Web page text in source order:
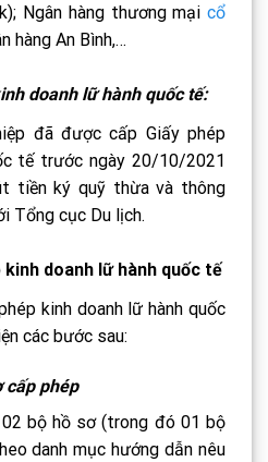
Ngân hàng thương mại cổ
hàng An Bình,…
doanh lữ hành quốc tế:
đã được cấp Giấy phép
tế trước ngày 20/10/2021
tiền ký quỹ thừa và thông
Tổng cục Du lịch.
doanh lữ hành quốc tế
kinh doanh lữ hành quốc
các bước sau:
cấp phép
02 bộ hồ sơ (trong đó 01 bộ
danh mục hướng dẫn nêu